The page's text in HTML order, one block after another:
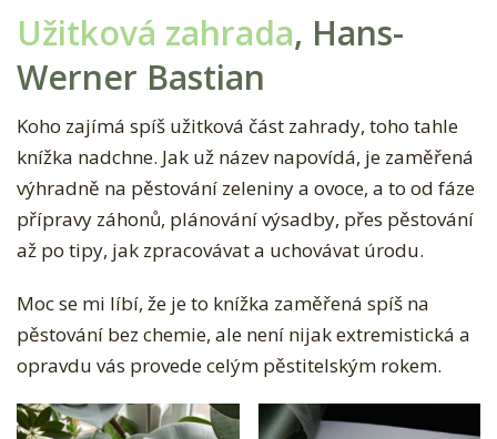
Užitková zahrada, Hans-
Werner Bastian
Koho zajímá spíš užitková část zahrady, toho tahle
knížka nadchne. Jak už název napovídá, je zaměřená
výhradně na pěstování zeleniny a ovoce, a to od fáze
přípravy záhonů, plánování výsadby, přes pěstování
až po tipy, jak zpracovávat a uchovávat úrodu.
Moc se mi líbí, že je to knížka zaměřená spíš na
pěstování bez chemie, ale není nijak extremistická a
opravdu vás provede celým pěstitelským rokem.